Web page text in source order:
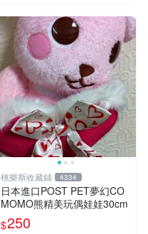
桃樂斯收藏鋪 4334
日本進口POST PET夢幻CO
MOMO熊精美玩偶娃娃30cm
$250